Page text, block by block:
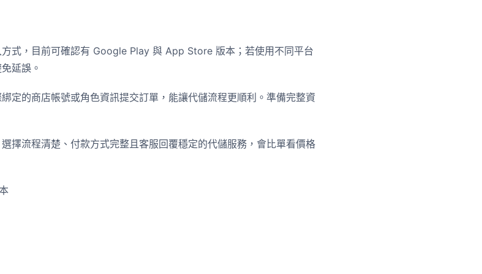
式，目前可確認有 Google Play 與 App Store 版本；若使用不同平台
延誤。
定的商店帳號或角色資訊提交訂單，能讓代儲流程更順利。準備完整資
擇流程清楚、付款方式完整且客服回覆穩定的代儲服務，會比單看價格